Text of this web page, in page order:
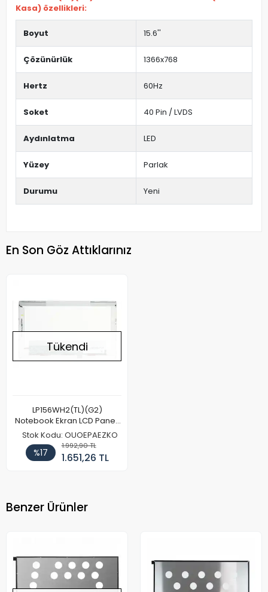
Kasa) özellikleri:
Boyut 15.6''
Çözünürlük 1366x768
Hertz 60Hz
Soket 40 Pin / LVDS
Aydınlatma LED
Yüzey Parlak
Durumu Yeni
En Son Göz Attıklarınız
Tükendi
LP156WH2(TL)(G2)
Notebook Ekran LCD Paneli
(Kalın Kasa)
Stok Kodu: OUOEPAEZKO
%17
1.992,90 TL
1.651,26 TL
Benzer Ürünler